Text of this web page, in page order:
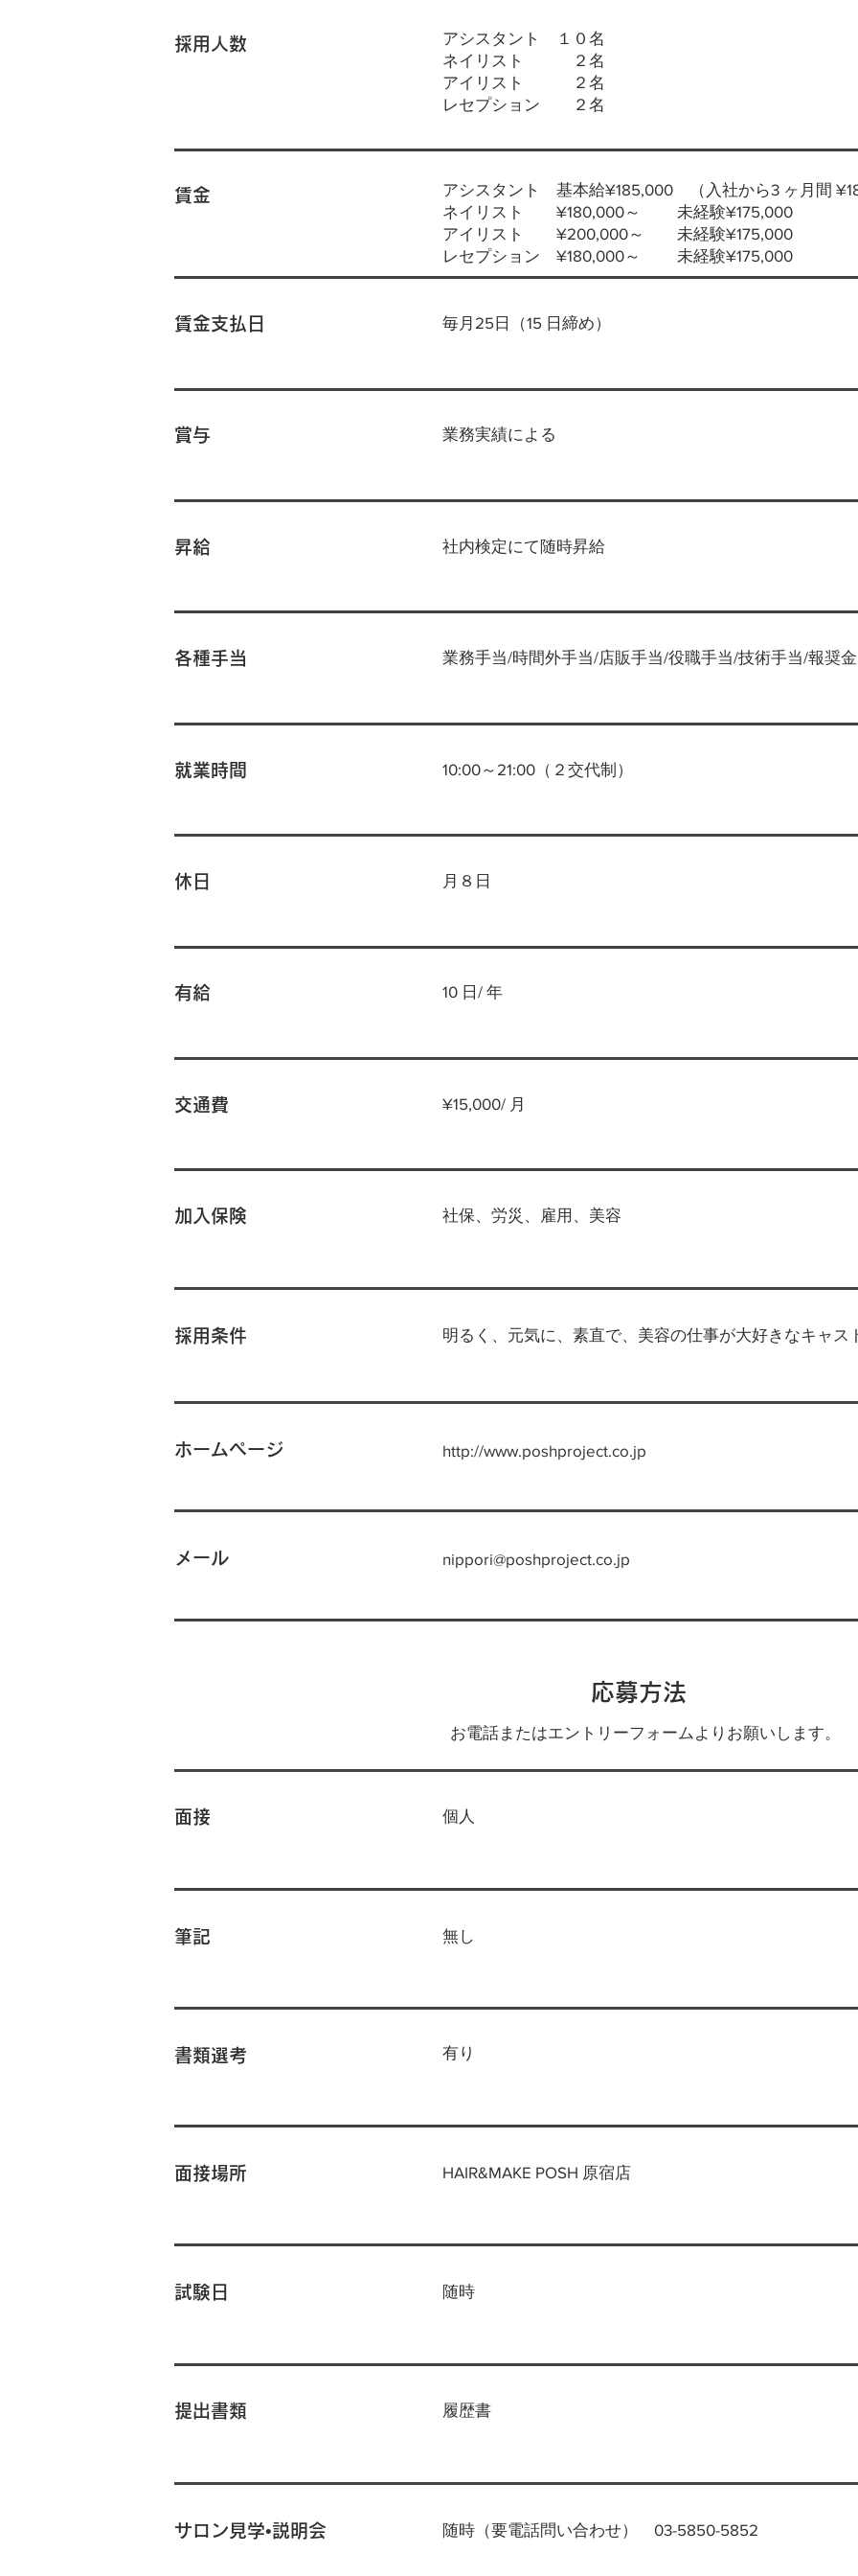
採用人数
アシスタント １０名
ネイリスト ２名
アイリスト ２名
レセプション ２名
賃金
アシスタント 基本給¥185,000 （入社から3 ヶ月間
ネイリスト ¥180,000～ 未経験¥175,000
アイリスト ¥200,000～ 未経験¥175,000
レセプション ¥180,000～ 未経験¥175,000
賃金支払日 毎月25日（15 日締め）
​賞与 業務実績による
昇給 社内検定にて随時昇給
各種手当 業務手当/時間外手当/店販手当/役職手当/技術手当/報奨金
就業時間 10:00～21:00（２交代制）
休日 月８日
有給 10 日/ 年
交通費 ¥15,000/ 月
加入保険 社保、労災、雇用、美容
採用条件 明るく、元気に、素直で、美容の仕事が大好きなキャス
ホームページ http://www.poshproject.co.jp
nippori@poshproject.co.jp
メール
応募方法
お電話またはエントリーフォームよりお願いします。
面接 個人
筆記 無し
書類選考 有り
面接場所 HAIR&MAKE POSH 原宿店
試験日 随時
提出書類 履歴書
サロン見学•説明会 随時（要電話問い合わせ） 03-5850-5852